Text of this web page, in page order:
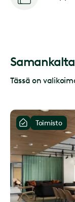
Tässä on
Toimisto